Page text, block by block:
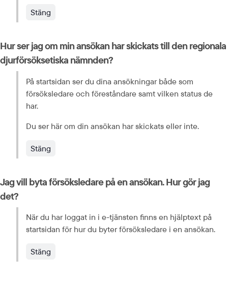
Stäng
Hur ser jag om min ansökan har skickats till den regionala
djurförsöksetiska nämnden?
På startsidan ser du dina ansökningar både som
försöksledare och föreståndare samt vilken status de
har.
Du ser här om din ansökan har skickats eller inte.
Stäng
Jag vill byta försöksledare på en ansökan. Hur gör jag
det?
När du har loggat in i e-tjänsten finns en hjälptext på
startsidan för hur du byter försöksledare i en ansökan.
Stäng